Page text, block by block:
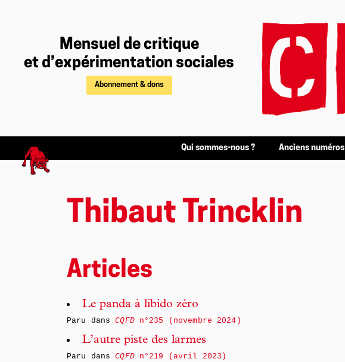
Mensuel de critique
et d’expérimentation sociales
Abonnement & dons
Qui sommes-nous ? Anciens numéros
Thibaut Trincklin
Articles
Le panda à libido zéro
Paru dansCQFDn°235 (novembre 2024)
L’autre piste des larmes
Paru dansCQFDn°219 (avril 2023)